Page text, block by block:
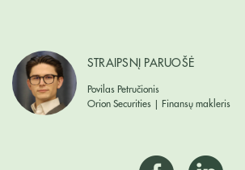
STRAIPSNĮ PARUOŠĖ
Povilas Petručionis
Orion Securities | Finansų makleris